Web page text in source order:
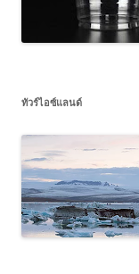
ทัวร์ไอซ์แลนด์